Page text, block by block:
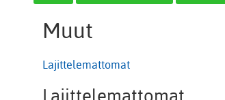
Muut
Lajittelemattomat
Lajittelemattomat